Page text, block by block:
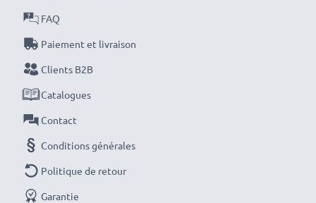
FAQ
Paiement et livraison
Clients B2B
Catalogues
Contact
Conditions générales
Politique de retour
Garantie